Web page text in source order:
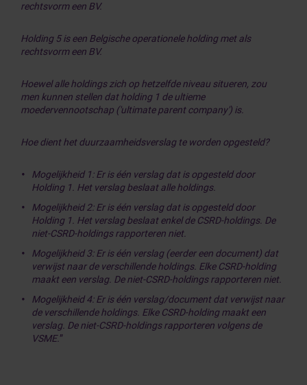
rechtsvorm een BV.
Holding 5 is een Belgische operationele holding met als
rechtsvorm een BV.
Hoewel alle holdings zich op hetzelfde niveau situeren, zou
men kunnen stellen dat holding 1 de ultieme
moedervennootschap ('ultimate parent company') is.
Hoe dient het duurzaamheidsverslag te worden opgesteld?
Mogelijkheid 1: Er is één verslag dat is opgesteld door
Holding 1. Het verslag beslaat alle holdings.
Mogelijkheid 2: Er is één verslag dat is opgesteld door
Holding 1. Het verslag beslaat enkel de CSRD-holdings. De
niet-CSRD-holdings rapporteren niet.
Mogelijkheid 3: Er is één verslag (eerder een document) dat
verwijst naar de verschillende holdings. Elke CSRD-holding
maakt een verslag. De niet-CSRD-holdings rapporteren niet.
Mogelijkheid 4: Er is één verslag/document dat verwijst naar
de verschillende holdings. Elke CSRD-holding maakt een
verslag. De niet-CSRD-holdings rapporteren volgens de
VSME.”